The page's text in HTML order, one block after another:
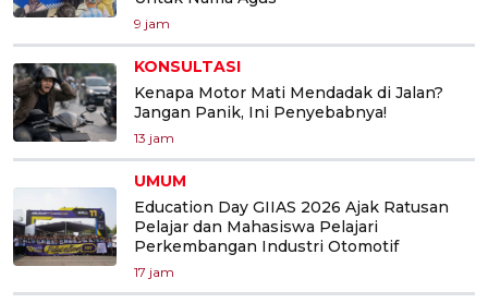
9 jam
KONSULTASI
Kenapa Motor Mati Mendadak di Jalan?
Jangan Panik, Ini Penyebabnya!
13 jam
UMUM
Education Day GIIAS 2026 Ajak Ratusan
Pelajar dan Mahasiswa Pelajari
Perkembangan Industri Otomotif
17 jam